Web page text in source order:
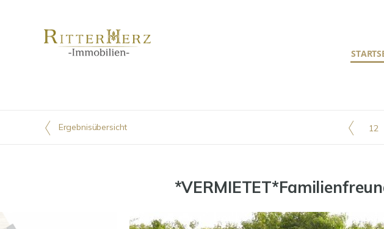
Ergebnisübersicht 12